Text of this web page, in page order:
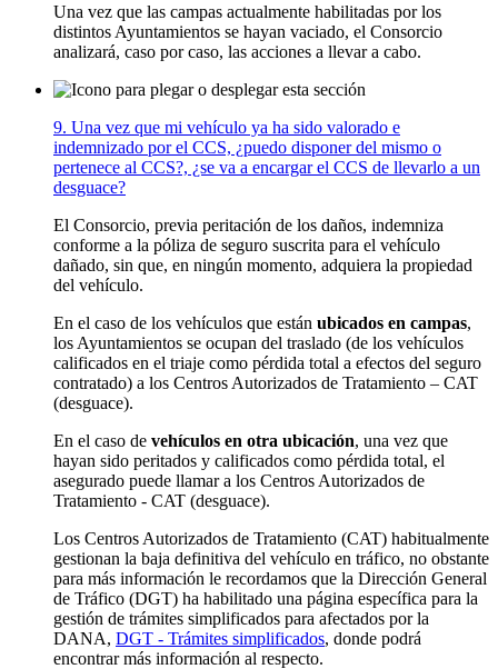
Una vez que las campas actualmente habilitadas por los
distintos Ayuntamientos se hayan vaciado, el Consorcio
analizará, caso por caso, las acciones a llevar a cabo.
9. Una vez que mi vehículo ya ha sido valorado e
indemnizado por el CCS, ¿puedo disponer del mismo o
pertenece al CCS?, ¿se va a encargar el CCS de llevarlo a un
desguace?
El Consorcio, previa peritación de los daños, indemniza
conforme a la póliza de seguro suscrita para el vehículo
dañado, sin que, en ningún momento, adquiera la propiedad
del vehículo.
En el caso de los vehículos que están ubicados en campas,
los Ayuntamientos se ocupan del traslado (de los vehículos
calificados en el triaje como pérdida total a efectos del seguro
contratado) a los Centros Autorizados de Tratamiento – CAT
(desguace).
En el caso de vehículos en otra ubicación, una vez que
hayan sido peritados y calificados como pérdida total, el
asegurado puede llamar a los Centros Autorizados de
Tratamiento - CAT (desguace).
Los Centros Autorizados de Tratamiento (CAT) habitualmente
gestionan la baja definitiva del vehículo en tráfico, no obstante
para más información le recordamos que la Dirección General
de Tráfico (DGT) ha habilitado una página específica para la
gestión de trámites simplificados para afectados por la
DANA, DGT - Trámites simplificados, donde podrá
encontrar más información al respecto.